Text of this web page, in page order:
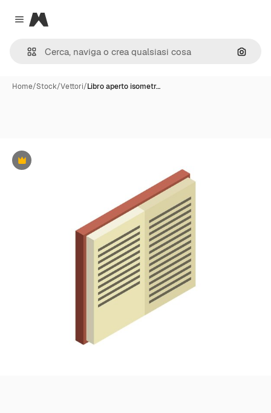
Close menu
Magnific
Cerca
Home/Stock/Vettori/Libro aperto isometr…
Premium